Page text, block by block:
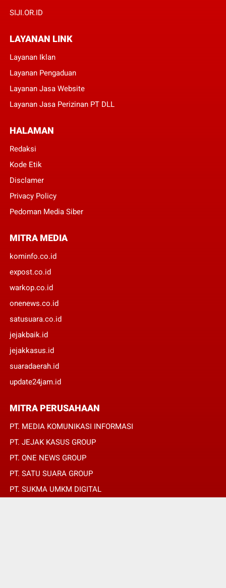
SIJI.OR.ID
LAYANAN LINK
Layanan Iklan
Layanan Pengaduan
Layanan Jasa Website
Layanan Jasa Perizinan PT DLL
HALAMAN
Redaksi
Kode Etik
Disclamer
Privacy Policy
Pedoman Media Siber
MITRA MEDIA
kominfo.co.id
expost.co.id
warkop.co.id
onenews.co.id
satusuara.co.id
jejakbaik.id
jejakkasus.id
suaradaerah.id
update24jam.id
MITRA PERUSAHAAN
PT. MEDIA KOMUNIKASI INFORMASI
PT. JEJAK KASUS GROUP
PT. ONE NEWS GROUP
PT. SATU SUARA GROUP
PT. SUKMA UMKM DIGITAL